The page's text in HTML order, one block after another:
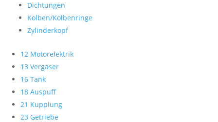
Dichtungen
Kolben/Kolbenringe
Zylinderkopf
12 Motorelektrik
13 Vergaser
16 Tank
18 Auspuff
21 Kupplung
23 Getriebe